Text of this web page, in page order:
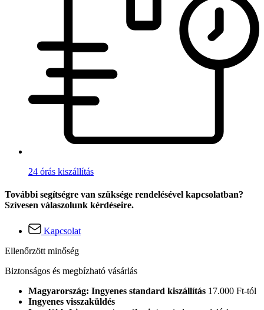
24 órás kiszállítás
További segítségre van szüksége rendelésével kapcsolatban?
Szívesen válaszolunk kérdéseire.
Kapcsolat
Ellenőrzött minőség
Biztonságos és megbízható vásárlás
Magyarország: Ingyenes standard kiszállítás 17.000 Ft-tól
Ingyenes visszaküldés